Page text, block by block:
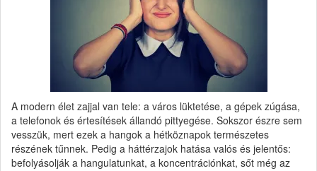
A modern élet zajjal van tele: a város lüktetése, a gépek zúgása,
a telefonok és értesítések állandó pittyegése. Sokszor észre sem
vesszük, mert ezek a hangok a hétköznapok természetes
részének tűnnek. Pedig a háttérzajok hatása valós és jelentős:
befolyásolják a hangulatunkat, a koncentrációnkat, sőt még az